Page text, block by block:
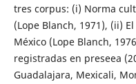
tres corpus: (i) Norma
(Lope Blanch, 1971), (ii)
México (Lope Blanch,
registradas en preseea
Guadalajara, Mexicali,